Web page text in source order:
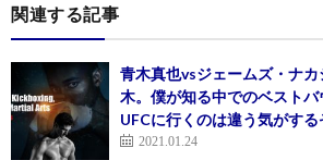
関連する記事
青木真也vsジェームズ・ナ
木。僕が知る中でのベスト
UFCに行くのは違う気がする
2021.01.24